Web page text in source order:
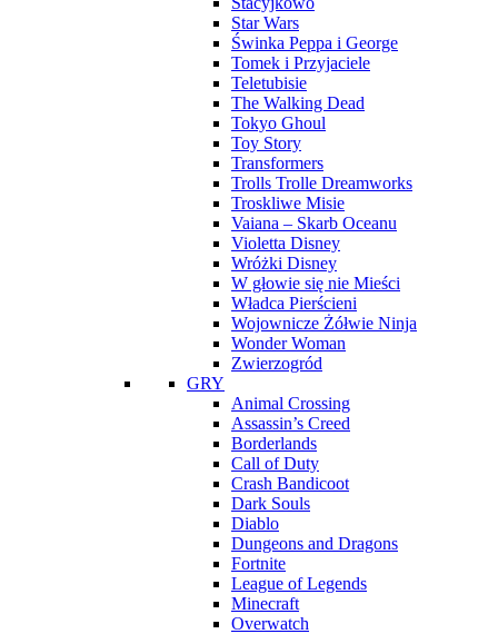
Star Wars
Świnka Peppa i George
Tomek i Przyjaciele
Teletubisie
The Walking Dead
Tokyo Ghoul
Toy Story
Transformers
Trolls Trolle Dreamworks
Troskliwe Misie
Vaiana – Skarb Oceanu
Violetta Disney
Wróżki Disney
W głowie się nie Mieści
Władca Pierścieni
Wojownicze Żółwie Ninja
Wonder Woman
Zwierzogród
GRY
Animal Crossing
Assassin’s Creed
Borderlands
Call of Duty
Crash Bandicoot
Dark Souls
Diablo
Dungeons and Dragons
Fortnite
League of Legends
Minecraft
Overwatch